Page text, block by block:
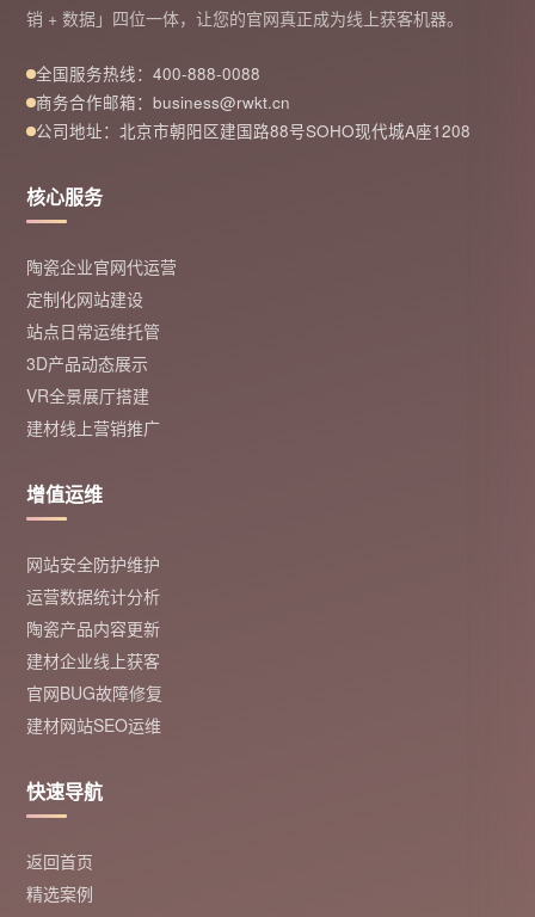
销 + 数据」四位一体，让您的官网真正成为线上获客机器。
全国服务热线：400-888-0088
商务合作邮箱：business@rwkt.cn
公司地址：北京市朝阳区建国路88号SOHO现代城A座1208
核心服务
陶瓷企业官网代运营
定制化网站建设
站点日常运维托管
3D产品动态展示
VR全景展厅搭建
建材线上营销推广
增值运维
网站安全防护维护
运营数据统计分析
陶瓷产品内容更新
建材企业线上获客
官网BUG故障修复
建材网站SEO运维
快速导航
返回首页
精选案例